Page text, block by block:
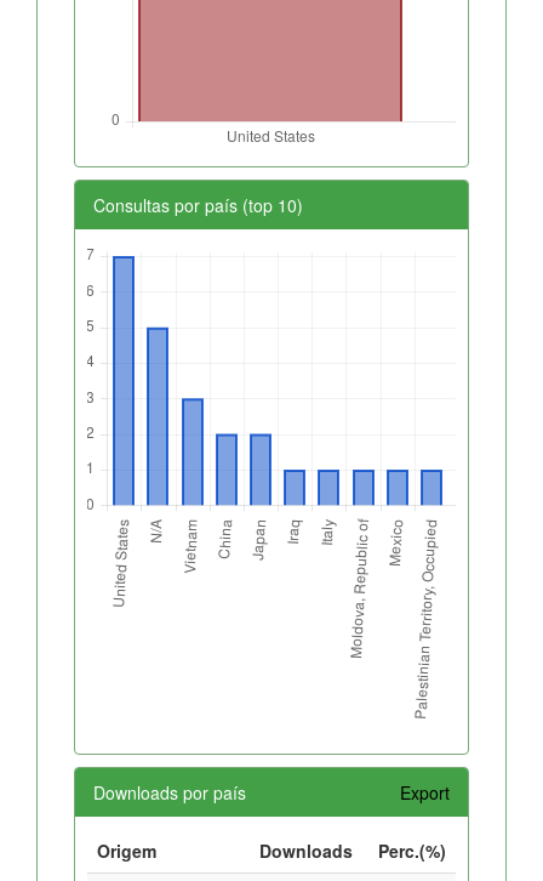
Consultas por país (top 10)
Downloads por país Export
Origem Downloads
Perc.(%)